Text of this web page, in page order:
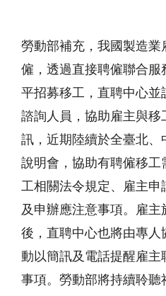
勞動部補充，我國製造業
僱，透過直接聘僱聯合服
平招募移工，直聘中心
諮詢人員，協助雇主與移
訊，近期陸續於全臺北、
說明會，協助有聘僱移工
工相關法令規定、雇主
及申辦應注意事項。雇主
後，直聘中心也將由專人
動以簡訊及電話提醒雇
事項。勞動部將持續聆聽